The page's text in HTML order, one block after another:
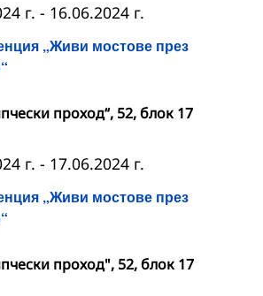
„Живи мостове през
г. - 16.06.2024 г.
проход“, 52, блок 17
„Живи мостове през
г. - 17.06.2024 г.
проход", 52, блок 17